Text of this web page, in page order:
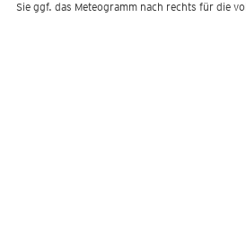
Sie ggf. das Meteogramm nach rechts für die